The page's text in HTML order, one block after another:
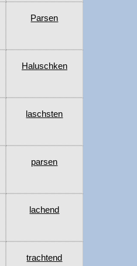
Parsen
Haluschken
laschsten
parsen
lachend
trachtend